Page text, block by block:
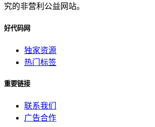
究的非营利公益网站。
好代码网
独家资源
热门标签
重要链接
联系我们
广告合作